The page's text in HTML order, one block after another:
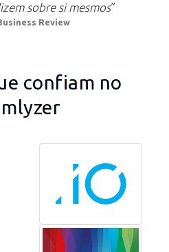
sobre si mesmos”
Review
confiam no